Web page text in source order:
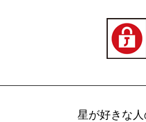
星が好きな